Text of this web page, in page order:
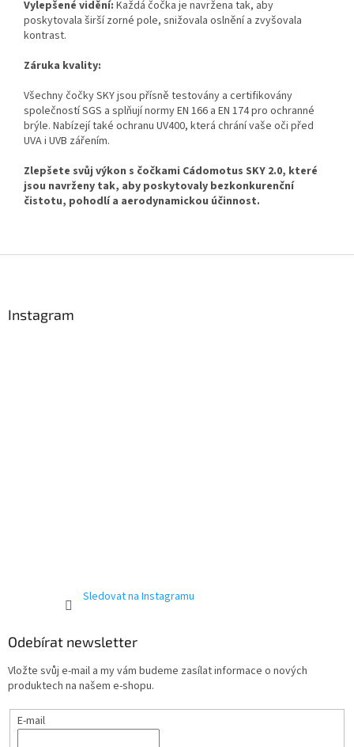
Vylepšené vidění: Každá čočka je navržena tak, aby
poskytovala širší zorné pole, snižovala oslnění a zvyšovala
kontrast.
Záruka kvality:
Všechny čočky SKY jsou přísně testovány a certifikovány
společností SGS a splňují normy EN 166 a EN 174 pro ochranné
brýle. Nabízejí také ochranu UV400, která chrání vaše oči před
UVA i UVB zářením.
Zlepšete svůj výkon s čočkami Cádomotus SKY 2.0, které
jsou navrženy tak, aby poskytovaly bezkonkurenční
čistotu, pohodlí a aerodynamickou účinnost.
Instagram
Sledovat na Instagramu
Odebírat newsletter
Vložte svůj e-mail a my vám budeme zasílat informace o nových
produktech na našem e-shopu.
E-mail
Send